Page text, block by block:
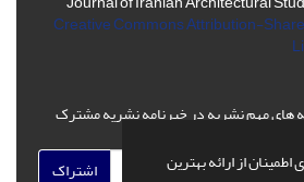
از ارائه بهترین
Creative Commons Attribution-
های مهم نشریه در خبرنامه نشریه مشترک
اشتراک